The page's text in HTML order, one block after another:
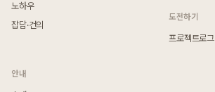
노하우
잡담·건의
도전하기
프로젝트로그
안내